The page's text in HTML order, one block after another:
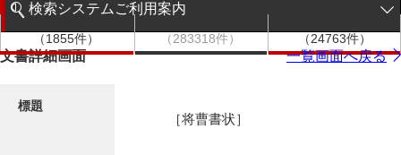
階層検索
検索システムご利用案内
検索システムの利用について
（1855件）
（283318件）
（24763件）
文書詳細画面 一覧画面へ戻る
標題
［将曹書状］